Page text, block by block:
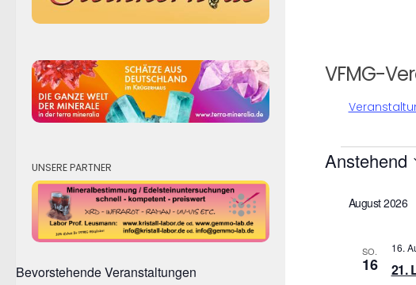
VFMG-
Anstehend
wählen.August 2026
SO.
16 21.
16.
UNSERE PARTNER
Bevorstehende Veranstaltungen